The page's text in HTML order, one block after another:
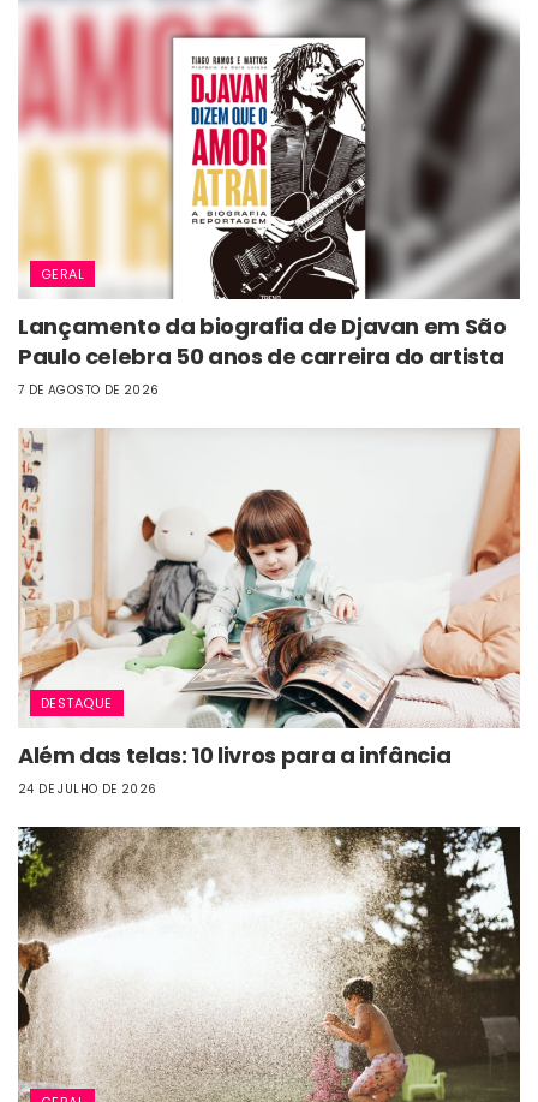
GERAL
Lançamento da biografia de Djavan em São
Paulo celebra 50 anos de carreira do artista
7 DE AGOSTO DE 2026
DESTAQUE
Além das telas: 10 livros para a infância
24 DE JULHO DE 2026